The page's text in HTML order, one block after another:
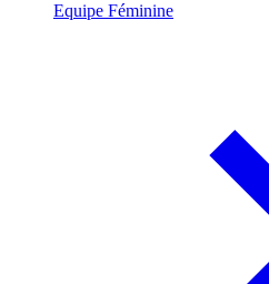
Equipe Féminine